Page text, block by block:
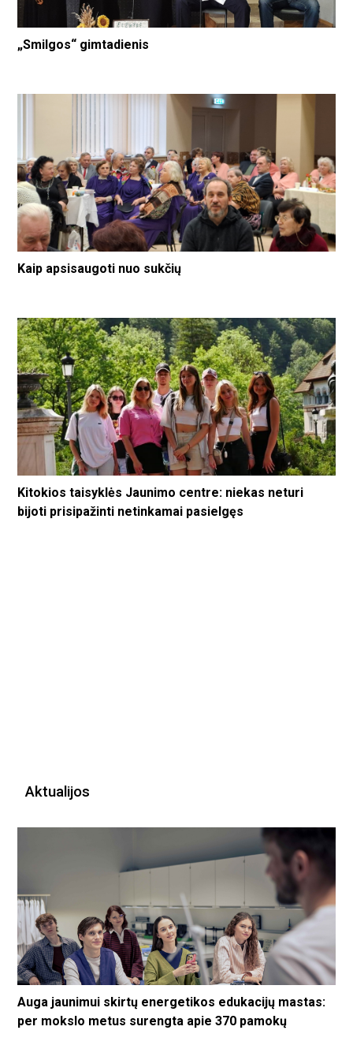
„Smilgos“ gimtadienis
Kaip apsisaugoti nuo sukčių
Kitokios taisyklės Jaunimo centre: niekas neturi
bijoti prisipažinti netinkamai pasielgęs
Aktualijos
Auga jaunimui skirtų energetikos edukacijų mastas:
per mokslo metus surengta apie 370 pamokų